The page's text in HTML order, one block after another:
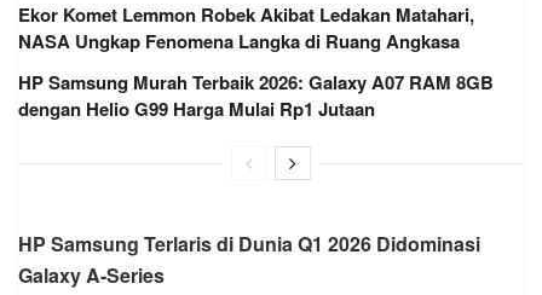
Ekor Komet Lemmon Robek Akibat Ledakan Matahari,
NASA Ungkap Fenomena Langka di Ruang Angkasa
HP Samsung Murah Terbaik 2026: Galaxy A07 RAM 8GB
dengan Helio G99 Harga Mulai Rp1 Jutaan
HP Samsung Terlaris di Dunia Q1 2026 Didominasi
Galaxy A-Series